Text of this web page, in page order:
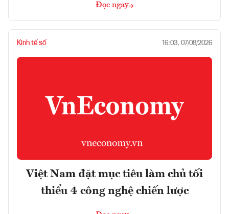
Đọc ngay
Kinh tế số 16:03, 07/08/2026
Việt Nam đặt mục tiêu làm chủ tối
thiểu 4 công nghệ chiến lược